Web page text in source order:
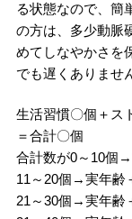
る状態なので、簡
の方は、多少動脈
めてしなやかさを
でも遅くありませ
生活習慣〇個＋ス
＝合計〇個
合計数が0～10個
11～20個→実年齢
21～30個→実年齢